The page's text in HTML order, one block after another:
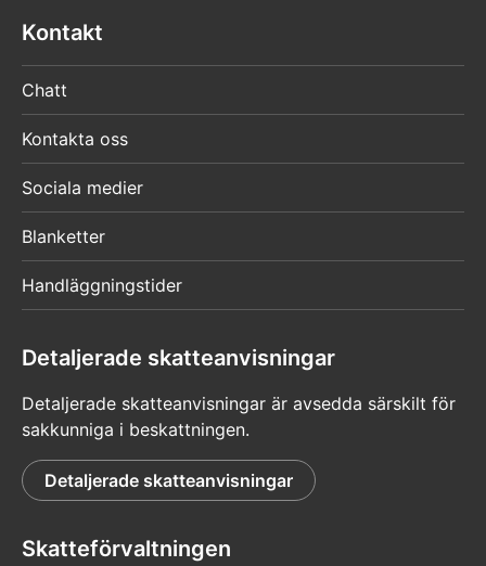
Kontakt
Chatt
Kontakta oss
Sociala medier
Blanketter
Handläggningstider
Detaljerade skatteanvisningar
Detaljerade skatteanvisningar är avsedda särskilt för
sakkunniga i beskattningen.
Detaljerade skatteanvisningar
Skatteförvaltningen